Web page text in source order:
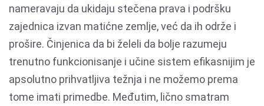
nameravaju da ukidaju stečena prava i podršku
zajednica izvan matićne zemlje, već da ih održe i
prošire. Činjenica da bi želeli da bolje razumeju
trenutno funkcionisanje i učine sistem efikasnijim je
apsolutno prihvatljiva težnja i ne možemo prema
tome imati primedbe. Međutim, lično smatram